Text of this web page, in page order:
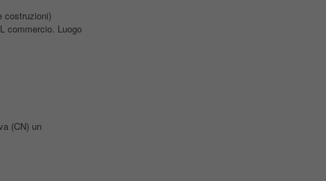
commercio. Luogo
(CN) un